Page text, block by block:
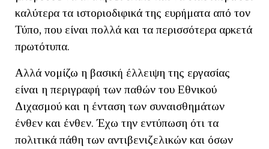
καλύτερα τα ιστοριοδιφικά της ευρήματα από τον
Τύπο, που είναι πολλά και τα περισσότερα αρκετά
πρωτότυπα.
Αλλά νομίζω η βασική έλλειψη της εργασίας
είναι η περιγραφή των παθών του Εθνικού
Διχασμού και η ένταση των συναισθημάτων
ένθεν και ένθεν. Έχω την εντύπωση ότι τα
πολιτικά πάθη των αντιβενιζελικών και όσων